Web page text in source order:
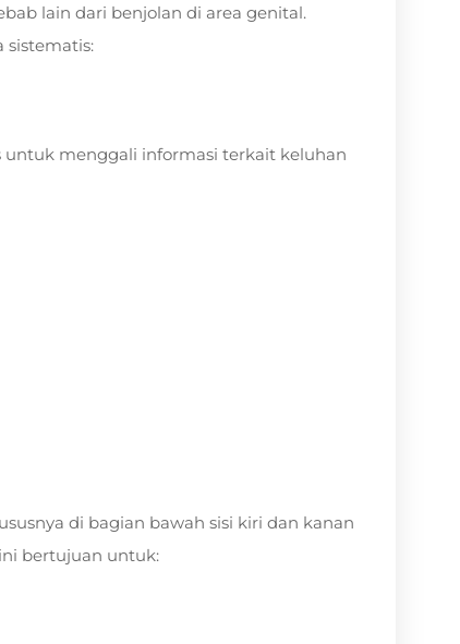
lain dari benjolan di area genital.
sistematis:
untuk menggali informasi terkait keluhan
di bagian bawah sisi kiri dan kanan
bertujuan untuk: